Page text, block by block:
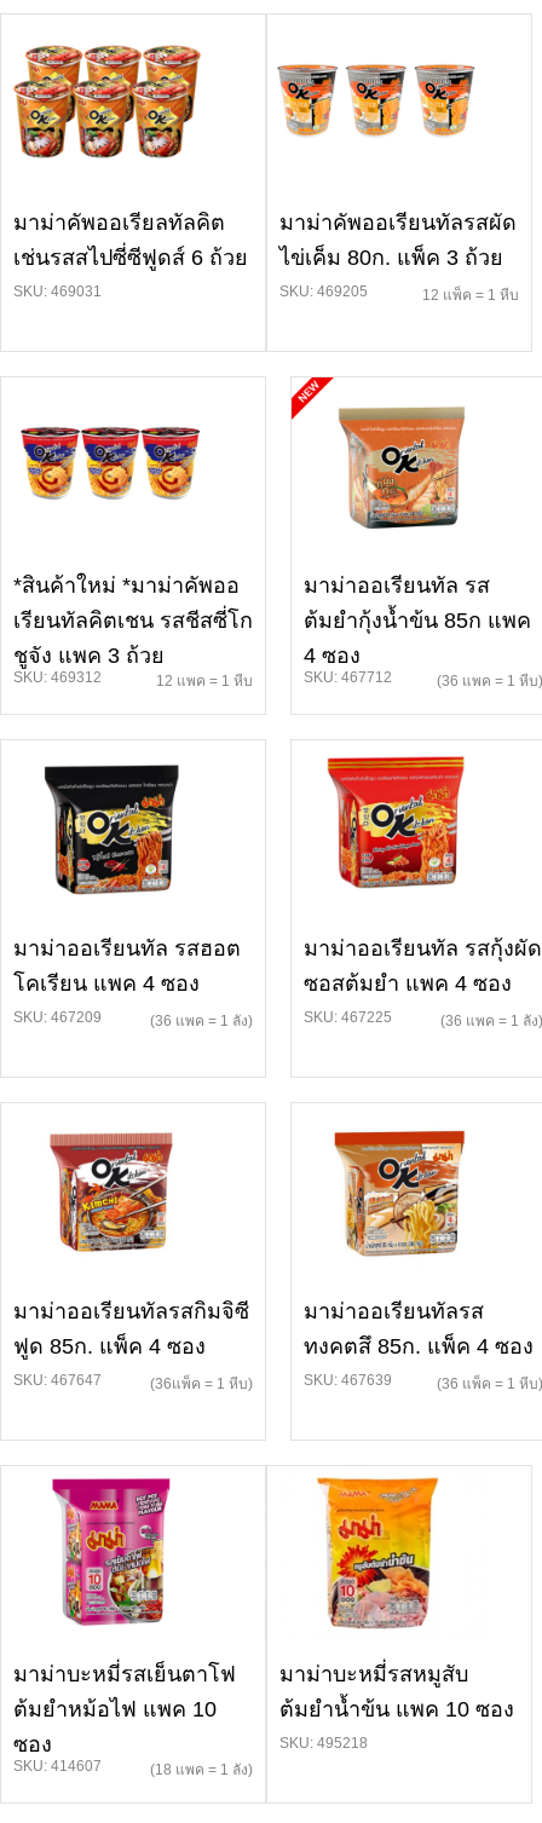
มาม่าคัพออเรียลทัลคิต
เช่นรสสไปซี่ซีฟูดส์ 6 ถ้วย
SKU: 469031
มาม่าคัพออเรียนทัลรสผัด
ไข่เค็ม 80ก. แพ็ค 3 ถ้วย
SKU: 469205 12 แพ็ค = 1 หีบ
*สินค้าใหม่ *มาม่าคัพออ
เรียนทัลคิตเชน รสชีสซี่โก
ชูจัง แพค 3 ถ้วย
SKU: 469312 12 แพค = 1 หีบ
มาม่าออเรียนทัล รส
ต้มยำกุ้งน้ำข้น 85ก แพค
4 ซอง
SKU: 467712 (36 แพค = 1 หีบ)
มาม่าออเรียนทัล รสฮอต
โคเรียน แพค 4 ซอง
SKU: 467209 (36 แพค = 1 ลัง)
มาม่าออเรียนทัล รสกุ้งผัด
ซอสต้มยำ แพค 4 ซอง
SKU: 467225 (36 แพค = 1 ลัง)
มาม่าออเรียนทัลรสกิมจิซี
ฟูด 85ก. แพ็ค 4 ซอง
SKU: 467647 (36แพ็ค = 1 หีบ)
มาม่าออเรียนทัลรส
ทงคตสึ 85ก. แพ็ค 4 ซอง
SKU: 467639 (36 แพ็ค = 1 หีบ)
มาม่าบะหมี่รสเย็นตาโฟ
ต้มยำหม้อไฟ แพค 10
ซอง
SKU: 414607 (18 แพค = 1 ลัง)
มาม่าบะหมี่รสหมูสับ
ต้มยำน้ำข้น แพค 10 ซอง
SKU: 495218